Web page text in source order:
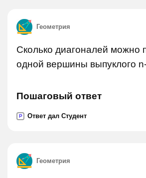
Геометрия
Сколько диагоналей можно
одной вершины выпуклого
Пошаговый ответ
P Ответ дал Студент
Геометрия